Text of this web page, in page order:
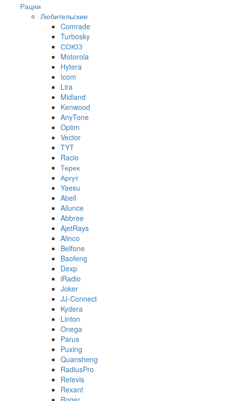
Рации
Любительские
Comrade
Turbosky
СОЮЗ
Motorola
Hytera
Icom
Lira
Midland
Kenwood
AnyTone
Optim
Vector
TYT
Racio
Терек
Аргут
Yaesu
Abell
Ailunce
Abbree
AjetRays
Alinco
Belfone
Baofeng
Dexp
iRadio
Joker
JJ-Connect
Kydera
Linton
Onega
Parus
Puxing
Quansheng
RadiusPro
Retevis
Rexant